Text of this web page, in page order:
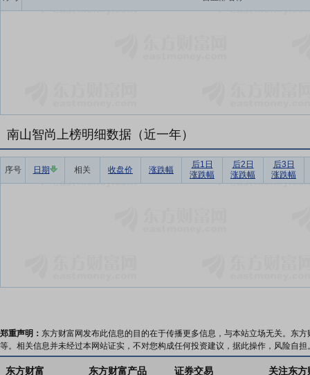
南山智尚上榜明细数据（近一年）
序号 日期 相关 收盘价 涨跌幅
后1日
涨跌幅
后2日
涨跌幅
后3日
涨跌幅
郑重声明： 东方财富网发布此信息的目的在于传播更多信息，与本站立场无关。东
等。相关信息并未经过本网站证实，不对您构成任何投资建议，据此操作，风险自担